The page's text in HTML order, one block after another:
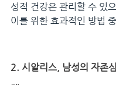
성적 건강은 관리할 수 있
이를 위한 효과적인 방법
2. 시알리스, 남성의 자존